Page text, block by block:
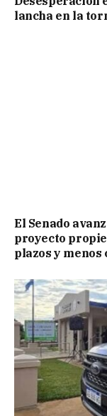
lancha en la
El Senado
proyecto
plazos y menos